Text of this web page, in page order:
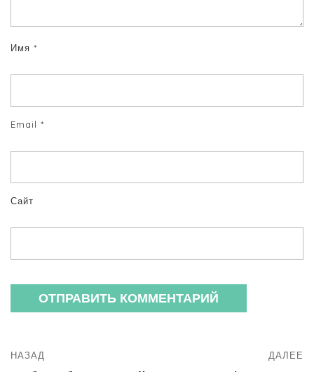
Имя *
Email *
Сайт
НАЗАД ДАЛЕЕ